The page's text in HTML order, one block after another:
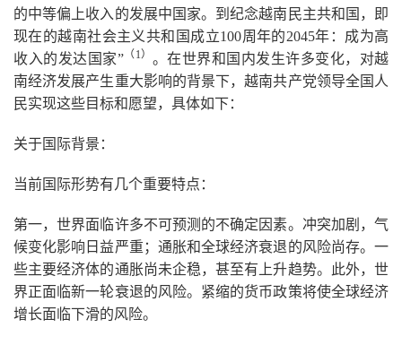
的中等偏上收入的发展中国家。到纪念越南民主共和国，即
现在的越南社会主义共和国成立100周年的2045年：成为高
收入的发达国家”（1 ） 。在世界和国内发生许多变化，对越
南经济发展产生重大影响的背景下，越南共产党领导全国人
民实现这些目标和愿望，具体如下：
关于国际背景：
当前国际形势有几个重要特点：
第一，世界面临许多不可预测的不确定因素。冲突加剧，气
候变化影响日益严重；通胀和全球经济衰退的风险尚存。一
些主要经济体的通胀尚未企稳，甚至有上升趋势。此外，世
界正面临新一轮衰退的风险。紧缩的货币政策将使全球经济
增长面临下滑的风险。